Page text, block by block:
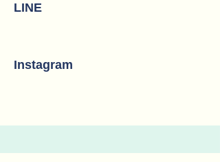
LINE
Instagram